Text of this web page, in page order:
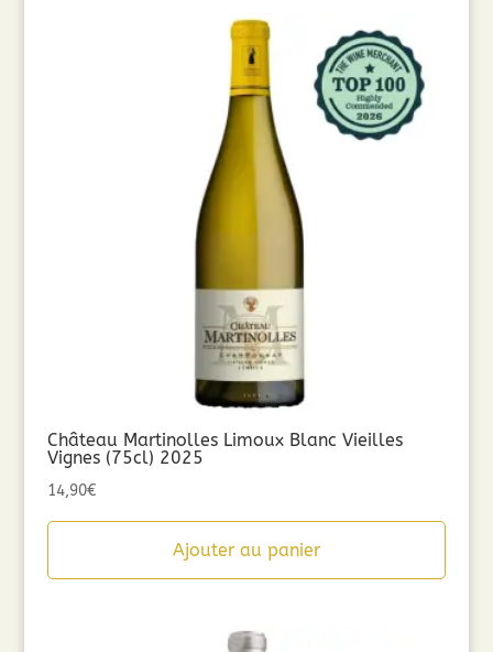
Château Martinolles Limoux Blanc Vieilles
Vignes (75cl) 2025
14,90€
Ajouter au panier